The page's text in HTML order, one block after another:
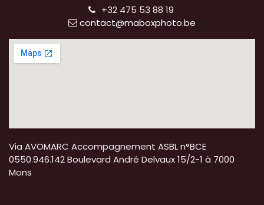
+32 475 53 88 19 ​ ​
contact@maboxphoto.be
Via AVOMARC Accompagnement ASBL n°BCE
0550.946.142 Boulevard André Delvaux 15/2-1 à 7000
Mons